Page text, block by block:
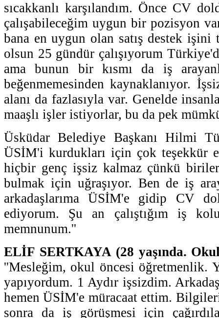
sıcakkanlı karşılandım. Önce CV
çalışabileceğim uygun bir pozisyon
bana en uygun olan satış destek
olsun 25 gündür çalışıyorum
ama bunun bir kısmı da iş
beğenmemesinden kaynaklanıyor.
alanı da fazlasıyla var. Genelde
maaşlı işler istiyorlar, bu da pek
Üsküdar Belediye Başkanı Hilmi
ÜSİM'i kurdukları için çok teşekkür
hiçbir genç işsiz kalmaz çünkü
bulmak için uğraşıyor. Ben de iş
arkadaşlarıma ÜSİM'e gidip CV
ediyorum. Şu an çalıştığım iş
memnunum.''
ELİF SERTKAYA (28 yaşında.
''Mesleğim, okul öncesi öğretmenlik.
yapıyordum. 1 Aydır işsizdim.
hemen ÜSİM'e müracaat ettim.
sonra da iş görüşmesi için